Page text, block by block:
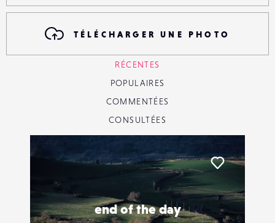
TÉLÉCHARGER UNE PHOTO
RÉCENTES
POPULAIRES
COMMENTÉES
CONSULTÉES
end of the day
Liker